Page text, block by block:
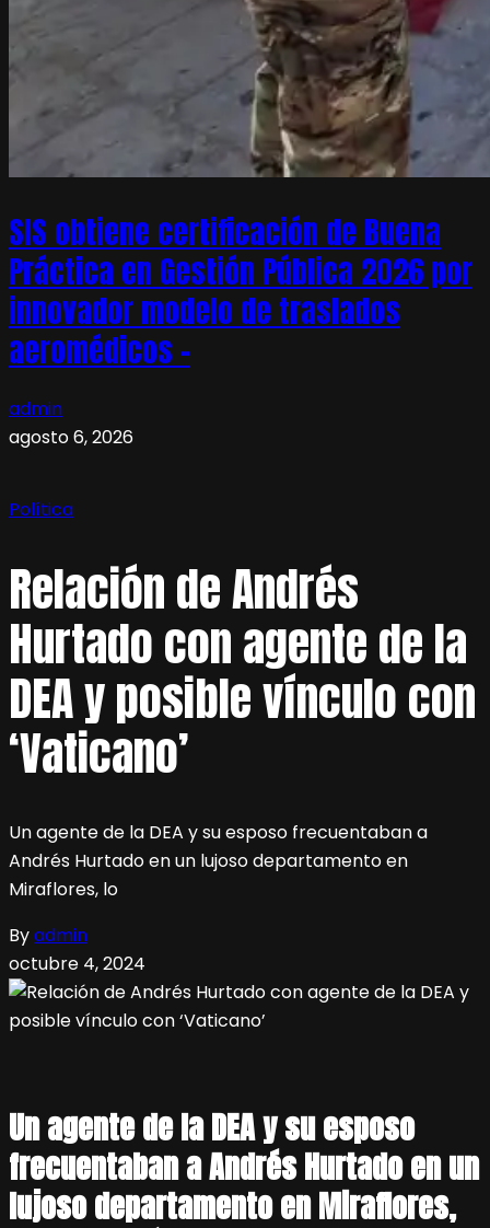
SIS obtiene certificación de Buena
Práctica en Gestión Pública 2026 por
innovador modelo de traslados
aeromédicos –
admin
agosto 6, 2026
Política
Relación de Andrés
Hurtado con agente de la
DEA y posible vínculo con
‘Vaticano’
Un agente de la DEA y su esposo frecuentaban a
Andrés Hurtado en un lujoso departamento en
Miraflores, lo
Byadmin
octubre 4, 2024
Un agente de la DEA y su esposo
frecuentaban a Andrés Hurtado en un
lujoso departamento en Miraflores,